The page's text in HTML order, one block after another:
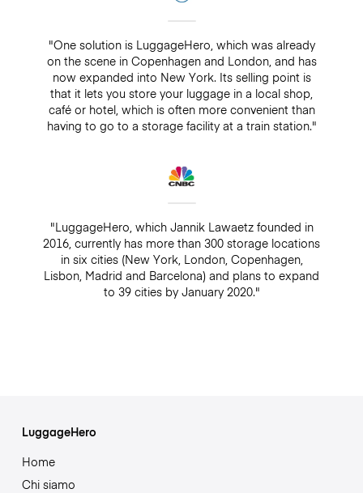
"One solution is LuggageHero, which was already
on the scene in Copenhagen and London, and has
now expanded into New York. Its selling point is
that it lets you store your luggage in a local shop,
café or hotel, which is often more convenient than
having to go to a storage facility at a train station."
"LuggageHero, which Jannik Lawaetz founded in
2016, currently has more than 300 storage locations
in six cities (New York, London, Copenhagen,
Lisbon, Madrid and Barcelona) and plans to expand
to 39 cities by January 2020."
LuggageHero
Home
Chi siamo